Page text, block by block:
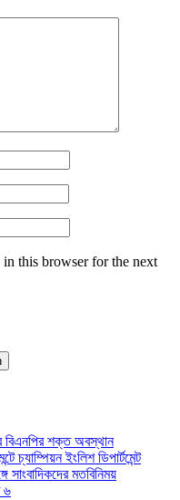
in this browser for the next
বিএনপির শক্ত অবস্থান
চ্যাম্পিয়ন ইংলিশ ডিপার্টমেন্ট
সাংবাদিকদের মতবিনিময়
৬